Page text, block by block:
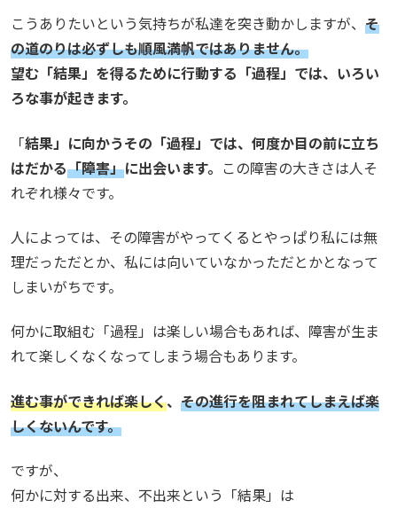
こうありたいという気持ちが私達を突き動かしますが、 そ
の道のりは必ずしも順風満帆ではありません。
望む「結果」を得るために行動する「過程」では、いろい
ろな事が起きます。
「結果」に向かうその「過程」では、何度か目の前に立ち
はだかる「障害」に出会います。 この障害の大きさは人そ
れぞれ様々です。
人によっては、その障害がやってくるとやっぱり私には無
理だっただとか、私には向いていなかっただとかとなって
しまいがちです。
何かに取組む「過程」は楽しい場合もあれば、障害が生ま
れて楽しくなくなってしまう場合もあります。
進む事ができれば楽しく、 その進行を阻まれてしまえば楽
しくないんです。
ですが、
何かに対する出来、不出来という「結果」は